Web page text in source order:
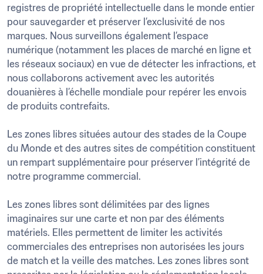
registres de propriété intellectuelle dans le monde entier
pour sauvegarder et préserver l’exclusivité de nos
marques. Nous surveillons également l’espace
numérique (notamment les places de marché en ligne et
les réseaux sociaux) en vue de détecter les infractions, et
nous collaborons activement avec les autorités
douanières à l’échelle mondiale pour repérer les envois
de produits contrefaits.
Les zones libres situées autour des stades de la Coupe
du Monde et des autres sites de compétition constituent
un rempart supplémentaire pour préserver l’intégrité de
notre programme commercial.
Les zones libres sont délimitées par des lignes
imaginaires sur une carte et non par des éléments
matériels. Elles permettent de limiter les activités
commerciales des entreprises non autorisées les jours
de match et la veille des matches. Les zones libres sont